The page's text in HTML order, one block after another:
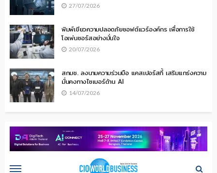
27/07/2026
พิมพ์เขียวความปลอดภัยซอฟต์แวร์องค์กร เพื่อการใช้
โอเพ่นซอร์สอย่างมั่นใจ
20/07/2026
สกมช. ลงนามความร่วมมือ แคสเปอร์สกี้ เสริมแกร่งความ
มั่นคงทางไซเบอร์ด้าน AI
14/07/2026